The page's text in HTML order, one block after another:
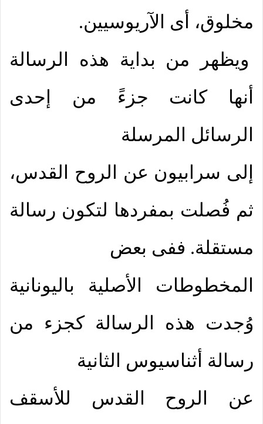
مخلوق، أى الآريوسيين.
ويظهر من بداية هذه الرسالة
أنها كانت جزءً من إحدى
الرسائل المرسلة
إلى سرابيون عن الروح القدس،
ثم فُصلت بمفردها لتكون رسالة
مستقلة. ففى بعض
المخطوطات الأصلية باليونانية
وُجدت هذه الرسالة كجزء من
رسالة أثناسيوس الثانية
عن الروح القدس للأسقف